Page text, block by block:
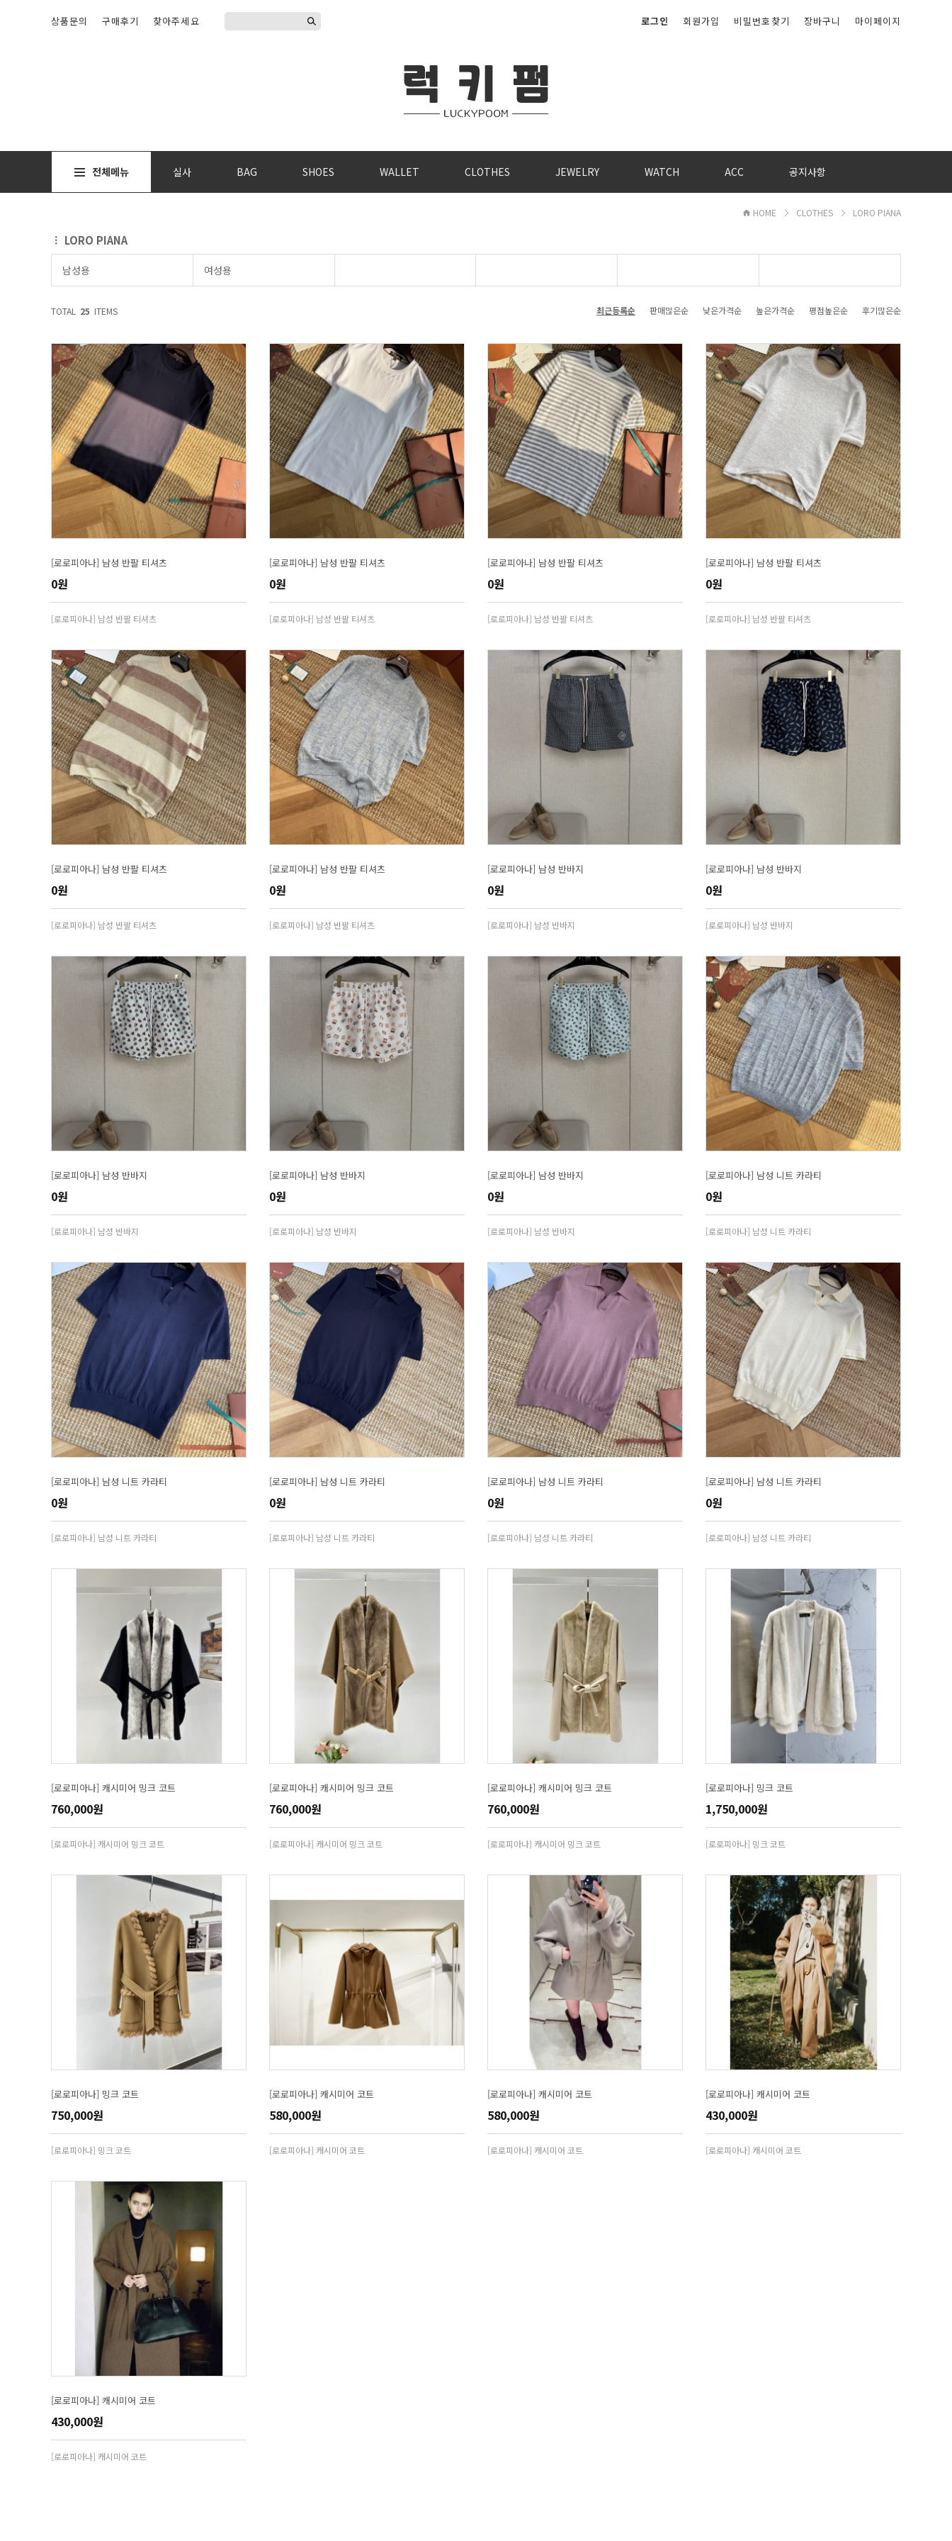
상품문의 구매후기 찾아주세요 로그인 회원가입 비밀번호찾기 장바구니 마이페이지
전체메뉴 실사 BAG SHOES WALLET CLOTHES JEWELRY WATCH ACC 공지사항
HOME CLOTHES LORO PIANA
LORO PIANA
남성용 여성용
TOTAL 25 ITEMS 최근등록순 판매많은순 낮은가격순 높은가격순 평점높은순 후기많은순
[로로피아나] 남성 반팔 티셔츠
0원
[로로피아나] 남성 반팔 티셔츠
[로로피아나] 남성 반팔 티셔츠
0원
[로로피아나] 남성 반팔 티셔츠
[로로피아나] 남성 반팔 티셔츠
0원
[로로피아나] 남성 반팔 티셔츠
[로로피아나] 남성 반팔 티셔츠
0원
[로로피아나] 남성 반팔 티셔츠
[로로피아나] 남성 반팔 티셔츠
0원
[로로피아나] 남성 반팔 티셔츠
[로로피아나] 남성 반팔 티셔츠
0원
[로로피아나] 남성 반팔 티셔츠
[로로피아나] 남성 반바지
0원
[로로피아나] 남성 반바지
[로로피아나] 남성 반바지
0원
[로로피아나] 남성 반바지
[로로피아나] 남성 반바지
0원
[로로피아나] 남성 반바지
[로로피아나] 남성 반바지
0원
[로로피아나] 남성 반바지
[로로피아나] 남성 반바지
0원
[로로피아나] 남성 반바지
[로로피아나] 남성 니트 카라티
0원
[로로피아나] 남성 니트 카라티
[로로피아나] 남성 니트 카라티
0원
[로로피아나] 남성 니트 카라티
[로로피아나] 남성 니트 카라티
0원
[로로피아나] 남성 니트 카라티
[로로피아나] 남성 니트 카라티
0원
[로로피아나] 남성 니트 카라티
[로로피아나] 남성 니트 카라티
0원
[로로피아나] 남성 니트 카라티
[로로피아나] 캐시미어 밍크 코트
760,000원
[로로피아나] 캐시미어 밍크 코트
[로로피아나] 캐시미어 밍크 코트
760,000원
[로로피아나] 캐시미어 밍크 코트
[로로피아나] 캐시미어 밍크 코트
760,000원
[로로피아나] 캐시미어 밍크 코트
[로로피아나] 밍크 코트
1,750,000원
[로로피아나] 밍크 코트
[로로피아나] 밍크 코트
750,000원
[로로피아나] 밍크 코트
[로로피아나] 캐시미어 코트
580,000원
[로로피아나] 캐시미어 코트
[로로피아나] 캐시미어 코트
580,000원
[로로피아나] 캐시미어 코트
[로로피아나] 캐시미어 코트
430,000원
[로로피아나] 캐시미어 코트
[로로피아나] 캐시미어 코트
430,000원
[로로피아나] 캐시미어 코트